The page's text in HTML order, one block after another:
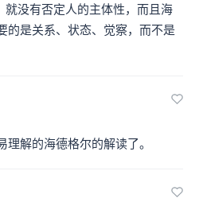
就没有否定人的主体性，而且海
的是关系、状态、觉察，而不是
解的海德格尔的解读了。